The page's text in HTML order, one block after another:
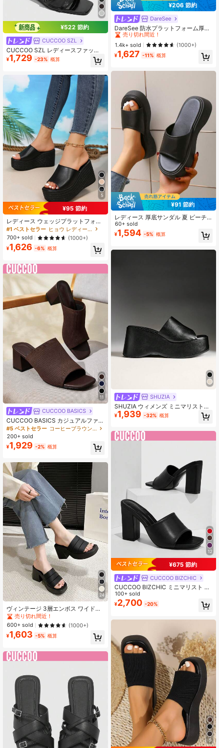
¥522 節約
CUCCOO SZL
CUCCOO SZL レディースファッシ
ョンサンダル、プロムウェッジ、夏
休みシューズ、エレガントで多用
ションシューズ、スプリングブレイ
ク、イースター、クリスマスシュー
ズ
¥1,729 -23% 概算
5
¥95 節約
レディース ウェッジプラットフォー
ムサンダル カジュアル バケーション
スタイル レオパード柄 厚底スリッパ
ファッショナブル エレガント プラッ
トフォームソール
#1 ベストセラー
ヒョウ レディース サンダル
700+ sold
(1000+)
¥1,626 -6% 概算
11
CUCCOO BASICS
CUCCOO BASICS カジュアルファッ
ション 多用途 ミニマリスト エレガ
ント厚底サンダル レディース
#5 ベストセラー
コーヒーブラウン 女性用サンダル
200+ sold
¥1,929 -2% 概算
24
ヴィンテージ 3層エンボス ワイドス
トラップ チャンキーヒール スライド
サンダル 厚底 スクエアトゥ スリム
見え ブラック ストリートスタイル
エクスポートスリッパ
売り切れ間近！
600+ sold
(1000+)
¥1,603 -5% 概算
¥206 節約
DareSee
DareSee 防水プラットフォーム厚底
スライドサンダル レディース、スト
ラップ付きアウトドアスリッポン、
夏新作チャンキーヒール ブラック フ
ァッショナブル シューズ 通学用
#6 ベストセラー
売り切れ間近！
#6 ベストセラー
売り切れ間近！
#6 ベストセラー
売り切れ間近！
#6 ベストセラー
細ストラップ レディース ヒールサンダル
1.4k+ sold (1000+)
¥1,627 -11% 概算
¥91 節約
レディース 厚底サンダル 夏 ビーチ
バケーション カジュアル オープント
ゥ スリッポンサンダル スリッパ
60+ sold
¥1,594 -5% 概算
SHUZIA
SHUZIA ウィメンズ ミニマリスト厚
底スリッポンサンダル
¥1,939 -32% 概算
12
¥675 節約
CUCCOO BIZCHIC
CUCCOO BIZCHIC ミニマリスト チ
ャンキーヒールサンダル、エレガン
トな夏のヒールサンダル、卒業式、
プロム、バケーション、夏のセー
ネスカジュアル、ビジネスシック、
ーホリデー
100+ sold
¥2,700 -20%
5